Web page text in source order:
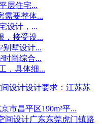
层住宅...
需要整体...
设计，...
，接受设...
别墅设计...
时尚综合...
，具体细...
间设计设计要求：江苏苏
市昌平区190m²平...
间设计广东东莞虎门镇路